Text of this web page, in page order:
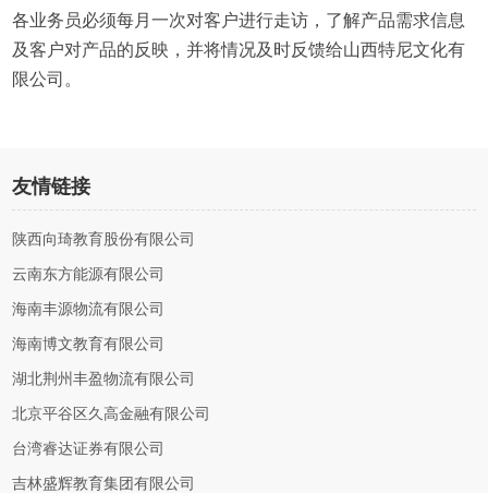
各业务员必须每月一次对客户进行走访，了解产品需求信息
及客户对产品的反映，并将情况及时反馈给山西特尼文化有
限公司。
友情链接
陕西向琦教育股份有限公司
云南东方能源有限公司
海南丰源物流有限公司
海南博文教育有限公司
湖北荆州丰盈物流有限公司
北京平谷区久高金融有限公司
台湾睿达证券有限公司
吉林盛辉教育集团有限公司